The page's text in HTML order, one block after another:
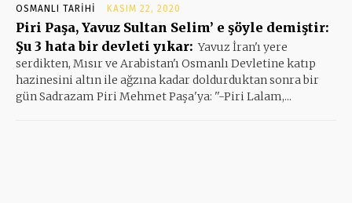
OSMANLI TARIHI KASIM 22, 2020
Piri Paşa, Yavuz Sultan Selim’ e şöyle demiştir:
Şu 3 hata bir devleti yıkar: Yavuz İran'ı yere
serdikten, Mısır ve Arabistan'ı Osmanlı Devletine katıp
hazinesini altın ile ağzına kadar doldurduktan sonra bir
gün Sadrazam Piri Mehmet Paşa'ya: ''-Piri Lalam,...